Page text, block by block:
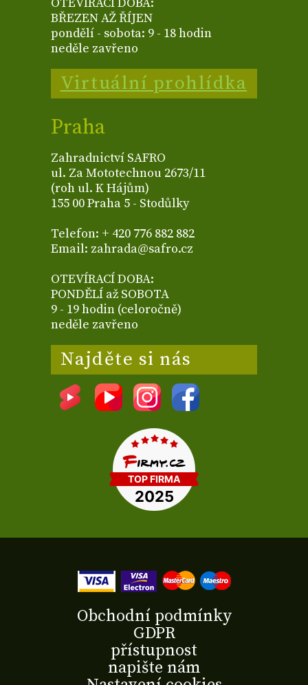
BŘEZEN AŽ ŘÍJEN
pondělí - sobota: 9 - 18 hodin
neděle zavřeno
Virtuální prohlídka
Praha
Zahradnictví SAFRO
ul. Za Mototechnou 2673/11
(roh ul. K Hájům)
155 00 Praha 5 - Stodůlky
Telefon: + 420 776 882 882
Email: zahrada@safro.cz
OTEVÍRACÍ DOBA:
PONDĚLÍ až SOBOTA
9 - 19 hodin (celoročně)
neděle zavřeno
Najděte si nás
Obchodní podmínky
GDPR
přístupnost
napište nám